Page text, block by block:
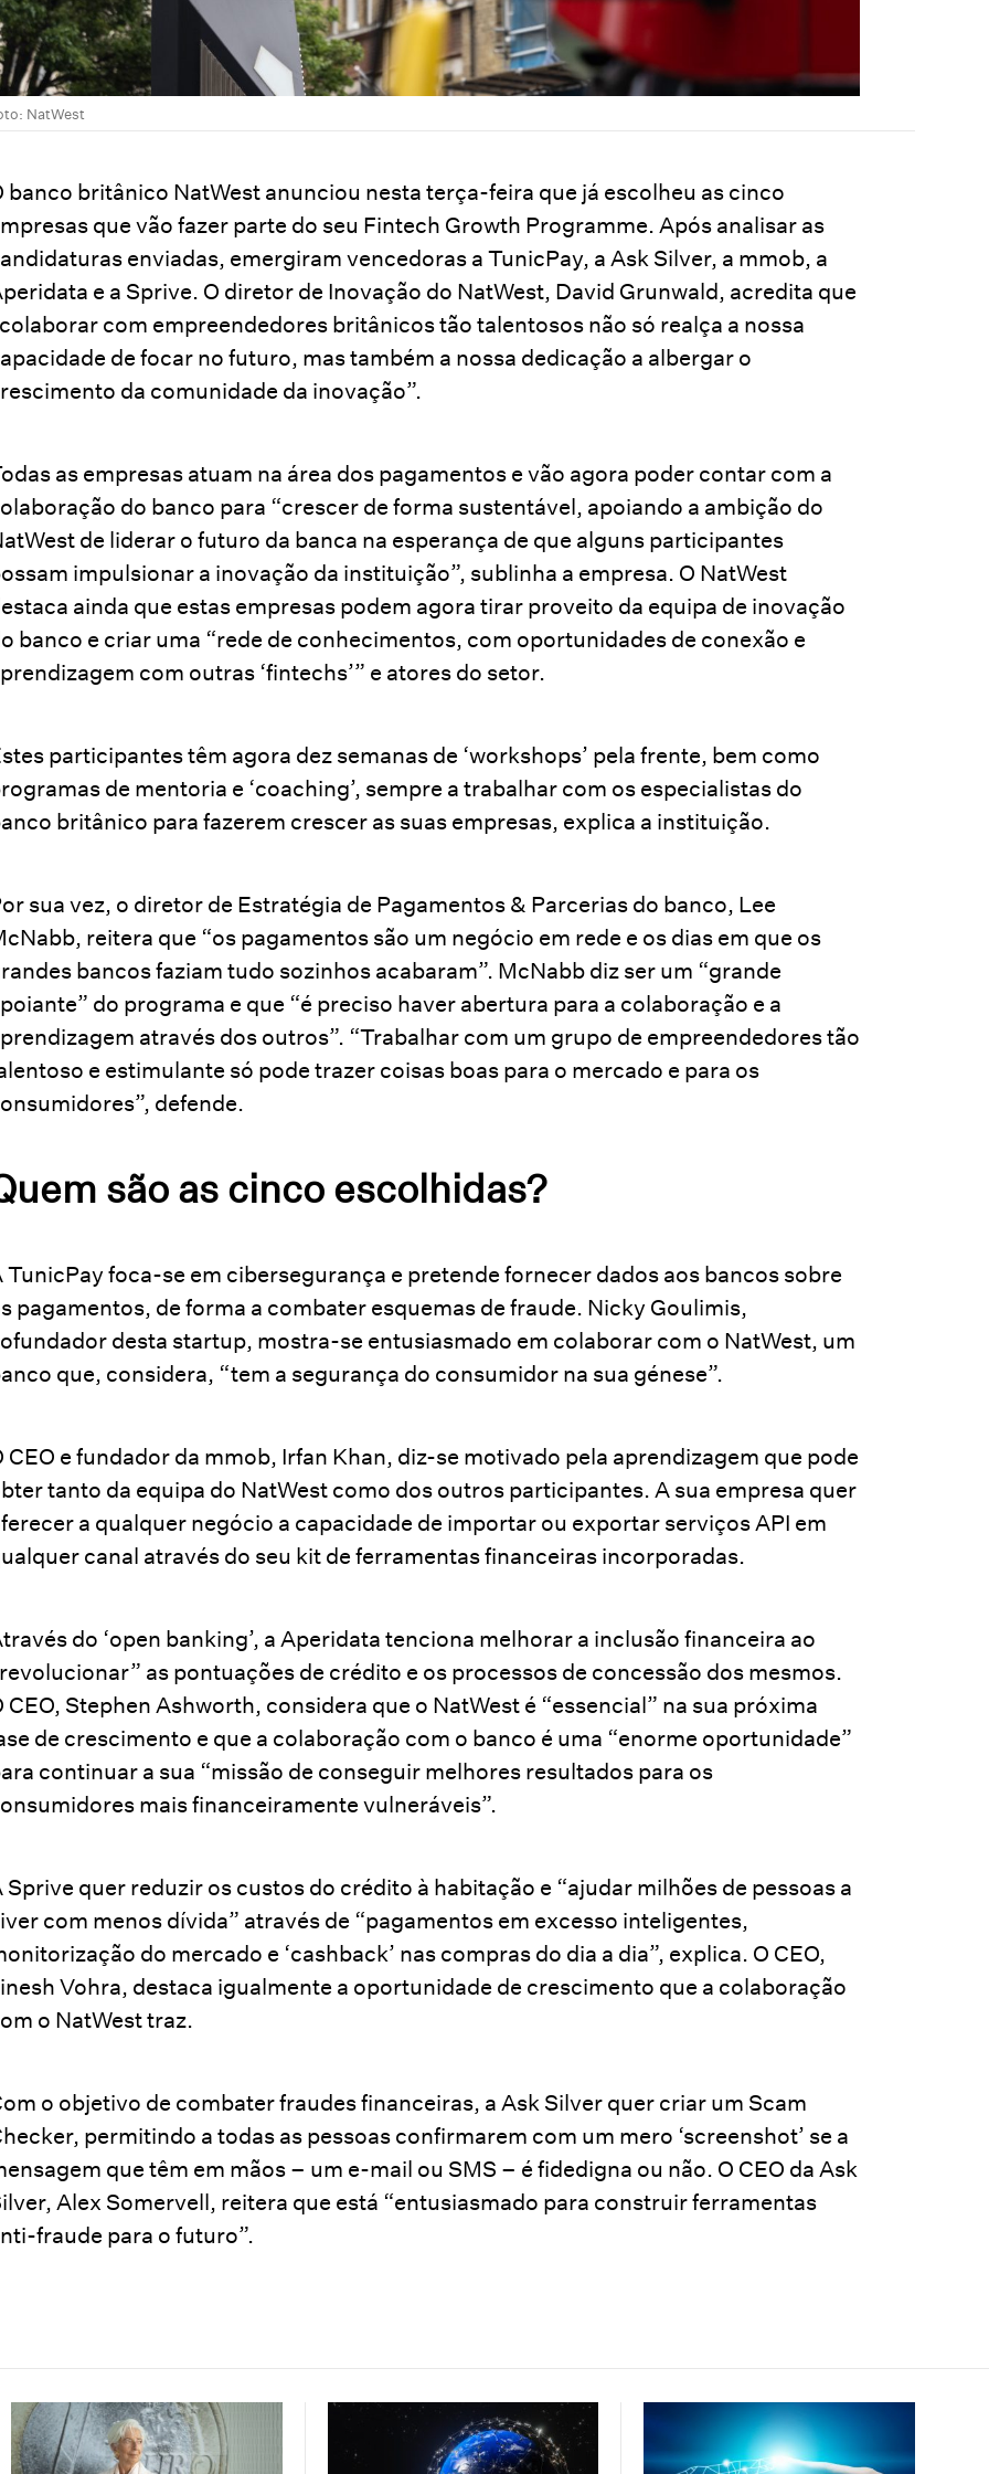
NatWest
banco britânico NatWest anunciou nesta terça-feira que já escolheu as cinco
que vão fazer parte do seu Fintech Growth Programme. Após analisar as
enviadas, emergiram vencedoras a TunicPay, a Ask Silver, a mmob, a
e a Sprive. O diretor de Inovação do NatWest, David Grunwald, acredita que
com empreendedores britânicos tão talentosos não só realça a nossa
de focar no futuro, mas também a nossa dedicação a albergar o
da comunidade da inovação”.
as empresas atuam na área dos pagamentos e vão agora poder contar com a
do banco para “crescer de forma sustentável, apoiando a ambição do
de liderar o futuro da banca na esperança de que alguns participantes
impulsionar a inovação da instituição”, sublinha a empresa. O NatWest
ainda que estas empresas podem agora tirar proveito da equipa de inovação
banco e criar uma “rede de conhecimentos, com oportunidades de conexão e
com outras ‘fintechs’” e atores do setor.
participantes têm agora dez semanas de ‘workshops’ pela frente, bem como
de mentoria e ‘coaching’, sempre a trabalhar com os especialistas do
britânico para fazerem crescer as suas empresas, explica a instituição.
sua vez, o diretor de Estratégia de Pagamentos & Parcerias do banco, Lee
reitera que “os pagamentos são um negócio em rede e os dias em que os
bancos faziam tudo sozinhos acabaram”. McNabb diz ser um “grande
do programa e que “é preciso haver abertura para a colaboração e a
através dos outros”. “Trabalhar com um grupo de empreendedores tão
e estimulante só pode trazer coisas boas para o mercado e para os
defende.
são as cinco escolhidas?
TunicPay foca-se em cibersegurança e pretende fornecer dados aos bancos sobre
pagamentos, de forma a combater esquemas de fraude. Nicky Goulimis,
desta startup, mostra-se entusiasmado em colaborar com o NatWest, um
que, considera, “tem a segurança do consumidor na sua génese”.
CEO e fundador da mmob, Irfan Khan, diz-se motivado pela aprendizagem que pode
tanto da equipa do NatWest como dos outros participantes. A sua empresa quer
a qualquer negócio a capacidade de importar ou exportar serviços API em
canal através do seu kit de ferramentas financeiras incorporadas.
do ‘open banking’, a Aperidata tenciona melhorar a inclusão financeira ao
as pontuações de crédito e os processos de concessão dos mesmos.
CEO, Stephen Ashworth, considera que o NatWest é “essencial” na sua próxima
de crescimento e que a colaboração com o banco é uma “enorme oportunidade”
continuar a sua “missão de conseguir melhores resultados para os
mais financeiramente vulneráveis”.
Sprive quer reduzir os custos do crédito à habitação e “ajudar milhões de pessoas a
com menos dívida” através de “pagamentos em excesso inteligentes,
do mercado e ‘cashback’ nas compras do dia a dia”, explica. O CEO,
Vohra, destaca igualmente a oportunidade de crescimento que a colaboração
o NatWest traz.
o objetivo de combater fraudes financeiras, a Ask Silver quer criar um Scam
permitindo a todas as pessoas confirmarem com um mero ‘screenshot’ se a
que têm em mãos – um e-mail ou SMS – é fidedigna ou não. O CEO da Ask
Alex Somervell, reitera que está “entusiasmado para construir ferramentas
fraude para o futuro”.